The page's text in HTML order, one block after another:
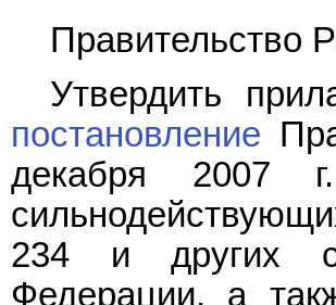
Правительство
Утвердить
постановление
декабря 2007
234 и других
Федерации, а